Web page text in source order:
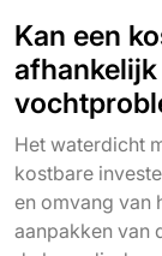
Kan een
Het waterdicht
kostbare
en omvang van
aanpakken van